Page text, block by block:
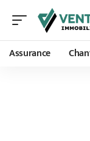
Assurance